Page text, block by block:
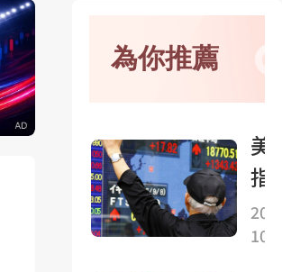
為你推薦
美股
指數
期貨
走
2025-
10-27